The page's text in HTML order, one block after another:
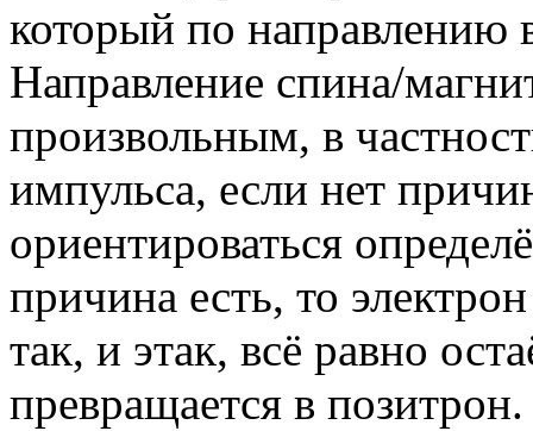
который по направлению
Направление спина/
произвольным, в
импульса, если нет
ориентироваться
причина есть, то
так, и этак, всё равно
превращается в